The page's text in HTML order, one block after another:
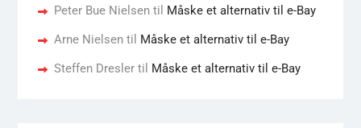
Peter Bue Nielsentil Måske et alternativ til e-Bay
Arne Nielsentil Måske et alternativ til e-Bay
Steffen Dreslertil Måske et alternativ til e-Bay